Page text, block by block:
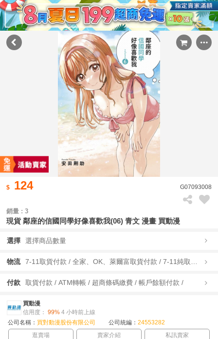
124 G07093008
銷量 : 3
現貨 鄰座的信國同學好像喜歡我(06) 青文 漫畫 買動漫
選擇 選擇商品數量
物流
付款 取貨付款 / ATM轉帳 / 超商條碼繳費 / 帳戶餘額付款 /
買動漫
信用度： 99% 4 小時前上線
公司名稱： 買對動漫股份有限公司 公司統編： 24553282
逛賣場
賣家介紹 私訊賣家